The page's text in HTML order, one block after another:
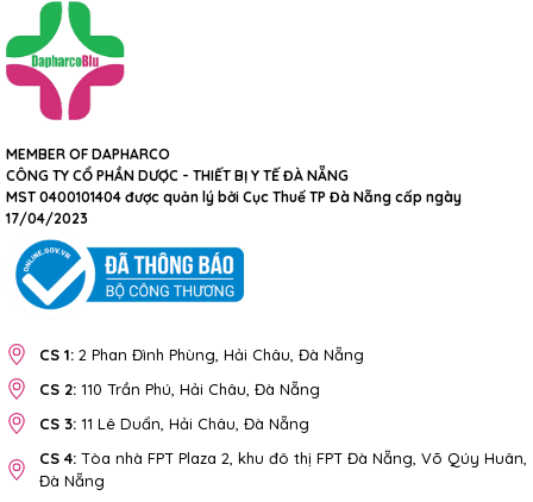
MEMBER OF DAPHARCO
CÔNG TY CỔ PHẦN DƯỢC - THIẾT BỊ Y TẾ ĐÀ NẴNG
MST 0400101404 được quản lý bởi Cục Thuế TP Đà Nẵng cấp ngày
17/04/2023
CS 1: 2 Phan Đình Phùng, Hải Châu, Đà Nẵng
CS 2: 110 Trần Phú, Hải Châu, Đà Nẵng
CS 3: 11 Lê Duẩn, Hải Châu, Đà Nẵng
CS 4: Tòa nhà FPT Plaza 2, khu đô thị FPT Đà Nẵng, Võ Qúy Huân,
Đà Nẵng